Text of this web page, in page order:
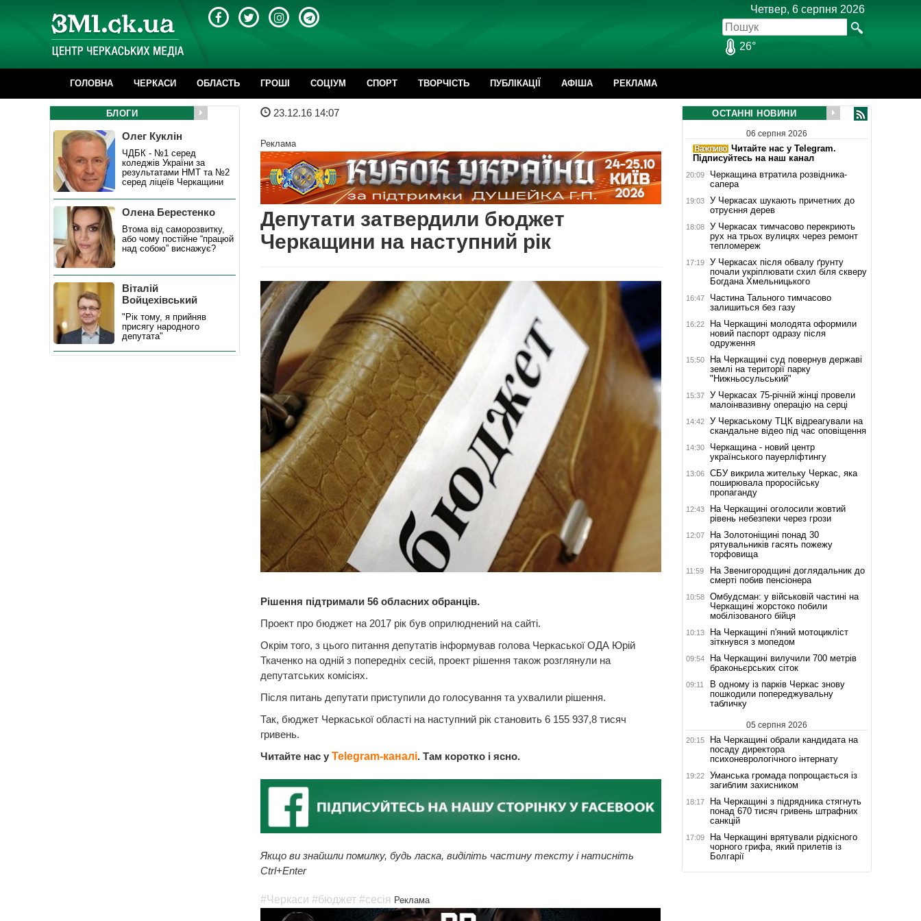
Четвер, 6 серпня 2026
26°
ГОЛОВНА ЧЕРКАСИ ОБЛАСТЬ ГРОШІ CОЦІУМ СПОРТ ТВОРЧІСТЬ ПУБЛІКАЦІЇ АФІША РЕКЛАМА
23.12.16 14:07
Реклама
Депутати затвердили бюджет
Черкащини на наступний рік
Рішення підтримали 56 обласних обранців.
Проект про бюджет на 2017 рік був оприлюднений на сайті.
Окрім того, з цього питання депутатів інформував голова Черкаської ОДА Юрій
Ткаченко на одній з попередніх сесій, проект рішення також розглянули на
депутатських комісіях.
Після питань депутати приступили до голосування та ухвалили рішення.
Так, бюджет Черкаської області на наступний рік становить 6 155 937,8 тисяч
гривень.
Читайте нас у Telegram-каналі. Там коротко і ясно.
Якщо ви знайшли помилку, будь ласка, виділіть частину тексту і натисніть
Ctrl+Enter
#Черкаси #бюджет #сесія Реклама
БЛОГИ
Олег Куклін
ЧДБК - №1 серед
коледжів України за
результатами НМТ та №2
серед ліцеїв Черкащини
Олена Берестенко
Втома від саморозвитку,
або чому постійне “працюй
над собою” виснажує?
Віталій
Войцехівський
"Рік тому, я прийняв
присягу народного
депутата"
ОСТАННІ НОВИНИ
06 серпня 2026
Читайте нас у Telegram.
Підписуйтесь на наш канал
20:09
Черкащина втратила розвідника-
сапера
19:03
У Черкасах шукають причетних до
отруєння дерев
18:08
У Черкасах тимчасово перекриють
рух на трьох вулицях через ремонт
тепломереж
17:19
У Черкасах після обвалу ґрунту
почали укріплювати схил біля скверу
Богдана Хмельницького
16:47
Частина Тального тимчасово
залишиться без газу
16:22
На Черкащині молодята оформили
новий паспорт одразу після
одруження
15:50
На Черкащині суд повернув державі
землі на території парку
"Нижньосульський"
15:37
У Черкасах 75-річній жінці провели
малоінвазивну операцію на серці
14:42
У Черкаському ТЦК відреагували на
скандальне відео під час оповіщення
14:30
Черкащина - новий центр
українського пауерліфтингу
13:06
СБУ викрила жительку Черкас, яка
поширювала проросійську
пропаганду
12:43
На Черкащині оголосили жовтий
рівень небезпеки через грози
12:07
На Золотоніщині понад 30
рятувальників гасять пожежу
торфовища
11:59
На Звенигородщині доглядальник до
смерті побив пенсіонера
10:58
Омбудсман: у військовій частині на
Черкащині жорстоко побили
мобілізованого бійця
10:13
На Черкащині п'яний мотоцикліст
зіткнувся з мопедом
09:54
На Черкащині вилучили 700 метрів
браконьєрських сіток
09:11
В одному із парків Черкас знову
пошкодили попереджувальну
табличку
05 серпня 2026
20:15
На Черкащині обрали кандидата на
посаду директора
психоневрологічного інтернату
19:22
Уманська громада попрощається із
загиблим захисником
18:17
На Черкащині з підрядника стягнуть
понад 670 тисяч гривень штрафних
санкцій
17:09
На Черкащині врятували рідкісного
чорного грифа, який прилетів із
Болгарії